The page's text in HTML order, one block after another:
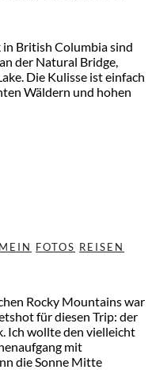
British Columbia sind
der Natural Bridge,
Die Kulisse ist einfach
Wäldern und hohen
FOTOS REISEN
Rocky Mountains war
für diesen Trip: der
Ich wollte den vielleicht
mit
die Sonne Mitte